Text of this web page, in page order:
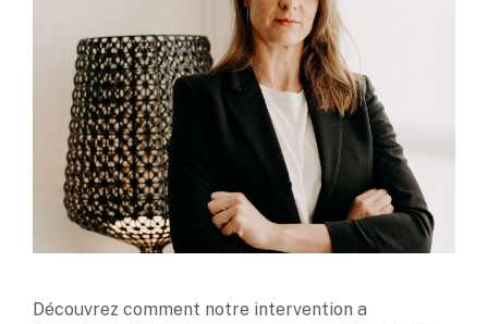
Découvrez comment notre intervention a